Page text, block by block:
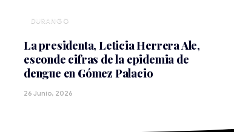
DURANGO
La presidenta, Leticia Herrera Ale,
esconde cifras de la epidemia de
dengue en Gómez Palacio
26 Junio, 2026